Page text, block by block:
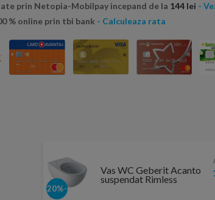
prin Netopia-Mobilpay incepand de la 144 lei -
% online prin tbi bank - Calculeaza rata
-20%
Vas WC Geberit Acanto
suspendat Rimless
51x35xH41 cm